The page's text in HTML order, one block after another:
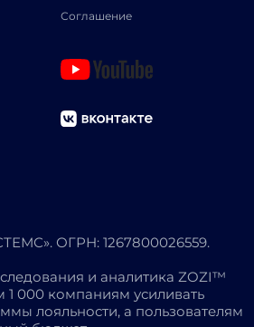
Соглашение
ОГРН: 1267800026559.
и аналитика ZOZI™
1 000 компаниям усиливать
лояльности, а пользователям